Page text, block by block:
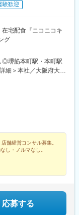
験歓迎
在宅配食『ニコニコキ
グ
◎堺筋本町駅・本町駅
細＞本社／大阪府大阪
4F※受動喫煙対策：
舗経営コンサル募集。
し・ノルマなし。
応募する